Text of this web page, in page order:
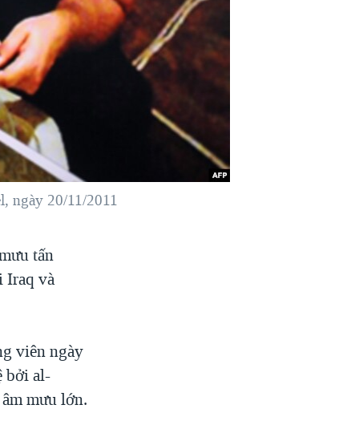
ngày 20/11/2011
tấn
Iraq và
viên ngày
bởi al-
mưu lớn.